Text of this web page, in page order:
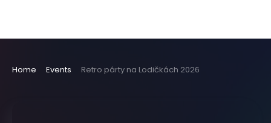
Home Events Retro párty na Lodičkách 2026